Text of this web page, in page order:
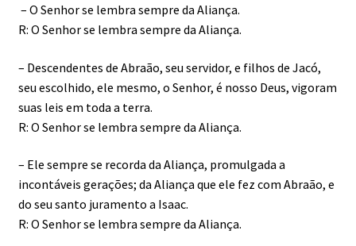
– O Senhor se lembra sempre da Aliança.
R: O Senhor se lembra sempre da Aliança.
– Descendentes de Abraão, seu servidor, e filhos de Jacó,
seu escolhido, ele mesmo, o Senhor, é nosso Deus, vigoram
suas leis em toda a terra.
R: O Senhor se lembra sempre da Aliança.
– Ele sempre se recorda da Aliança, promulgada a
incontáveis gerações; da Aliança que ele fez com Abraão, e
do seu santo juramento a Isaac.
R: O Senhor se lembra sempre da Aliança.